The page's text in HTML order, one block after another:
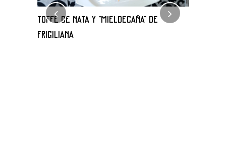
TOFFE DE NATA Y “MIELDECAÑA” DE
FRIGILIANA